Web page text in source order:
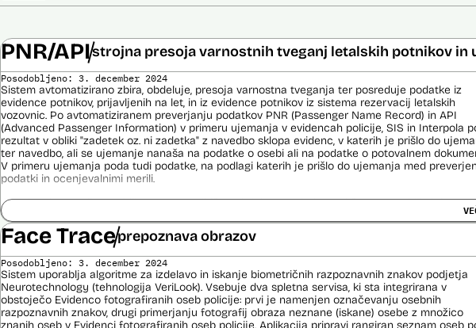
PNR/APIstrojna presoja varnostnih tveganj letalskih potnikov in
Posodobljeno: 3. december 2024
Sistem avtomatizirano zbira, obdeluje, presoja varnostna tveganja ter posreduje podatke iz
evidence potnikov, prijavljenih na let, in iz evidence potnikov iz sistema rezervacij letalskih
vozovnic. Po avtomatiziranem preverjanju podatkov PNR (Passenger Name Record) in API
(Advanced Passenger Information) v primeru ujemanja v evidencah policije, SIS in Interpola
rezultat v obliki "zadetek oz. ni zadetka" z navedbo sklopa evidenc, v katerih je prišlo do
ter navedbo, ali se ujemanje nanaša na podatke o osebi ali na podatke o potovalnem
V primeru ujemanja poda tudi podatke, na podlagi katerih je prišlo do ujemanja med
podatki in ocenjevalnimi merili.
Ocenjevalna merila so oblikovana z analitično obdelavo podatkov, pri čemer se oblikujejo
indikatorji tveganja, ki predstavljajo posamezne podatke, za katere je bilo pri analitični
ugotovljeno, da predstavljajo specifične potovalne vzorce storilcev terorističnih in drugih
kaznivih dejanj oziroma njihovih žrtev ter zato omogočajo usmerjeno delo policije in drugih
pristojnih organov na takšne osebe. Nacionalna enota za informacije o potnikih lahko glede
utemeljene razloge v posamičnem primeru posreduje podatke potnikov, prijavljenih na let,
oziroma podatke potnikov iz sistema rezervacij letalskih vozovnic oziroma rezultate njihove
obdelave drugim enotam policije.
Uslužbenci nacionalne enote za informacije o potnikih vsa ujemanja pri avtomatizirani obdelavi
Face Traceprepoznava obrazov
Posodobljeno: 3. december 2024
Sistem uporablja algoritme za izdelavo in iskanje biometričnih razpoznavnih znakov podjetja
Neurotechnology (tehnologija VeriLook). Vsebuje dva spletna servisa, ki sta integrirana v
obstoječo Evidenco fotografiranih oseb policije: prvi je namenjen označevanju osebnih
razpoznavnih znakov, drugi primerjanju fotografij obraza neznane (iskane) osebe z množico